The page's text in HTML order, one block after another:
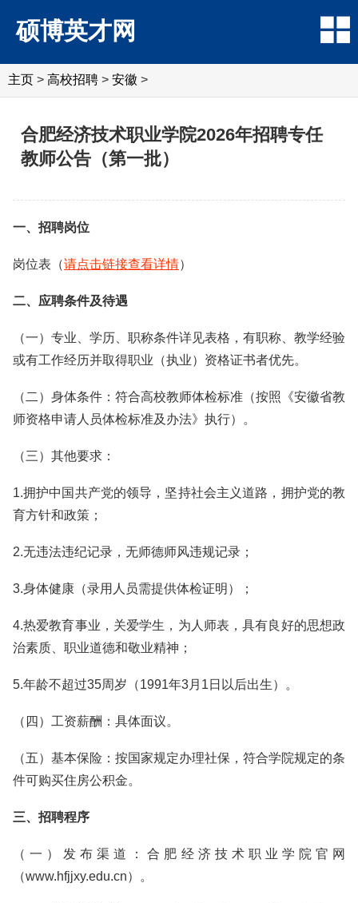
硕博英才网
主页 > 高校招聘 > 安徽 >
合肥经济技术职业学院2026年招聘专任
教师公告（第一批）
一、招聘岗位
岗位表（请点击链接查看详情）
二、应聘条件及待遇
（一）专业、学历、职称条件详见表格，有职称、教学经验
或有工作经历并取得职业（执业）资格证书者优先。
（二）身体条件：符合高校教师体检标准（按照《安徽省教
师资格申请人员体检标准及办法》执行）。
（三）其他要求：
1.拥护中国共产党的领导，坚持社会主义道路，拥护党的教
育方针和政策；
2.无违法违纪记录，无师德师风违规记录；
3.身体健康（录用人员需提供体检证明）；
4.热爱教育事业，关爱学生，为人师表，具有良好的思想政
治素质、职业道德和敬业精神；
5.年龄不超过35周岁（1991年3月1日以后出生）。
（四）工资薪酬：具体面议。
（五）基本保险：按国家规定办理社保，符合学院规定的条
件可购买住房公积金。
三、招聘程序
（一）发布渠道：合肥经济技术职业学院官网
（www.hfjjxy.edu.cn）。